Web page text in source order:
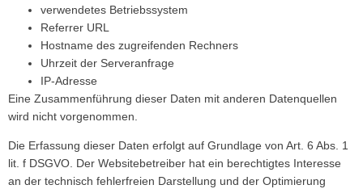
verwendetes Betriebssystem
Referrer URL
Hostname des zugreifenden Rechners
Uhrzeit der Serveranfrage
IP-Adresse
Eine Zusammenführung dieser Daten mit anderen Datenquellen
wird nicht vorgenommen.
Die Erfassung dieser Daten erfolgt auf Grundlage von Art. 6 Abs. 1
lit. f DSGVO. Der Websitebetreiber hat ein berechtigtes Interesse
an der technisch fehlerfreien Darstellung und der Optimierung